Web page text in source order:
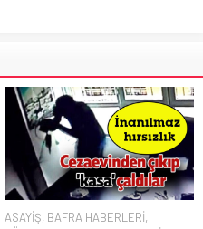
ASAYİŞ, BAFRA HABERLERİ,